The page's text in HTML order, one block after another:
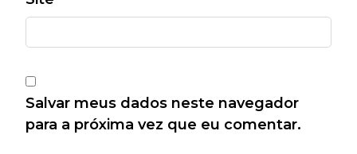
Salvar meus dados neste navegador
para a próxima vez que eu comentar.